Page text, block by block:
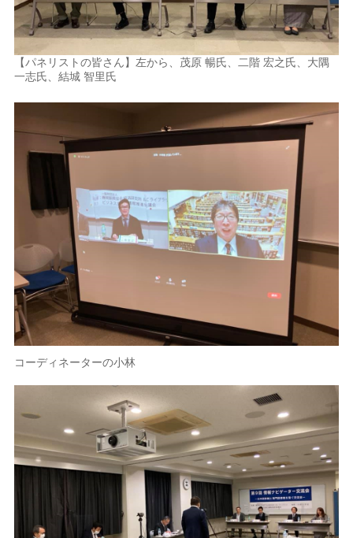
【パネリストの皆さん】左から、茂原 暢氏、二階 宏之氏、大隅
一志氏、結城 智里氏
コーディネーターの小林